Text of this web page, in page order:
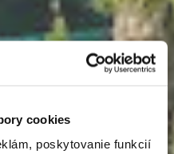
cookies
poskytovanie funkcií